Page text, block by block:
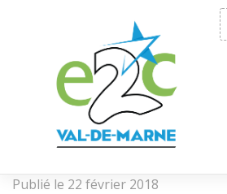
Publié le 22 février 2018